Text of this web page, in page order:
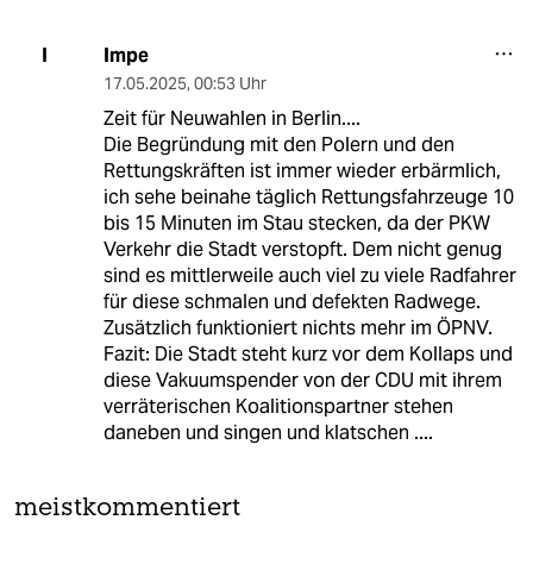
I Impe
17.05.2025, 00:53 Uhr
Zeit für Neuwahlen in Berlin....
Die Begründung mit den Polern und den
Rettungskräften ist immer wieder erbärmlich,
ich sehe beinahe täglich Rettungsfahrzeuge 10
bis 15 Minuten im Stau stecken, da der PKW
Verkehr die Stadt verstopft. Dem nicht genug
sind es mittlerweile auch viel zu viele Radfahrer
für diese schmalen und defekten Radwege.
Zusätzlich funktioniert nichts mehr im ÖPNV.
Fazit: Die Stadt steht kurz vor dem Kollaps und
diese Vakuumspender von der CDU mit ihrem
verräterischen Koalitionspartner stehen
daneben und singen und klatschen ....
meistkommentiert